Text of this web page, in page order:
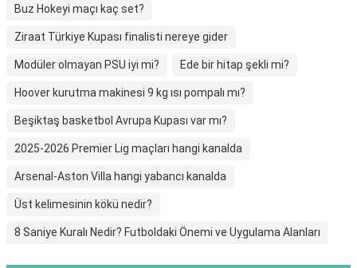
Buz Hokeyi maçı kaç set?
Ziraat Türkiye Kupası finalisti nereye gider
Modüler olmayan PSU iyi mi? Ede bir hitap şekli mi?
Hoover kurutma makinesi 9 kg ısı pompalı mı?
Beşiktaş basketbol Avrupa Kupası var mı?
2025-2026 Premier Lig maçları hangi kanalda
Arsenal-Aston Villa hangi yabancı kanalda
Üst kelimesinin kökü nedir?
8 Saniye Kuralı Nedir? Futboldaki Önemi ve Uygulama Alanları